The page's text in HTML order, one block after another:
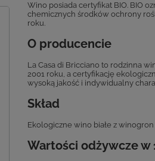
Wino posiada certyfikat BIO. BIO
chemicznych środków ochrony
roku.
O producencie
La Casa di Bricciano to rodzinna
2001 roku, a certyfikację
wysoką jakość i indywidualny
Skład
Ekologiczne wino białe z
Wartości odżywcze w